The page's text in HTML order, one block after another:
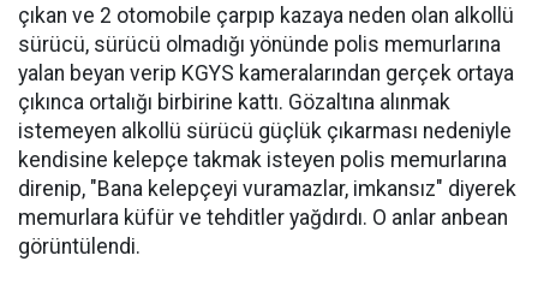
çıkan ve 2 otomobile çarpıp kazaya neden olan alkollü
sürücü, sürücü olmadığı yönünde polis memurlarına
yalan beyan verip KGYS kameralarından gerçek ortaya
çıkınca ortalığı birbirine kattı. Gözaltına alınmak
istemeyen alkollü sürücü güçlük çıkarması nedeniyle
kendisine kelepçe takmak isteyen polis memurlarına
direnip, "Bana kelepçeyi vuramazlar, imkansız" diyerek
memurlara küfür ve tehditler yağdırdı. O anlar anbean
görüntülendi.